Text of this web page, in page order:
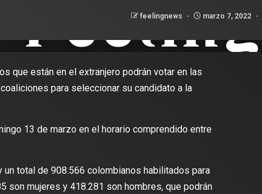
feelingnews marzo 7, 2022
que están en el extranjero podrán votar en las
para seleccionar su candidato a la
13 de marzo en el horario comprendido entre
total de 908.566 colombianos habilitados para
son mujeres y 418.281 son hombres, que podrán